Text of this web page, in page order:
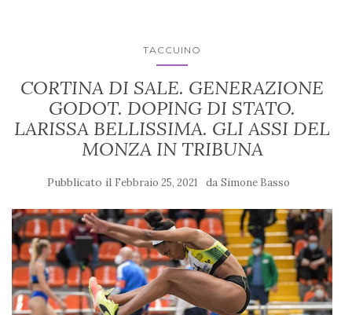
TACCUINO
CORTINA DI SALE. GENERAZIONE
GODOT. DOPING DI STATO.
LARISSA BELLISSIMA. GLI ASSI DEL
MONZA IN TRIBUNA
Pubblicato il Febbraio 25, 2021 da Simone Basso